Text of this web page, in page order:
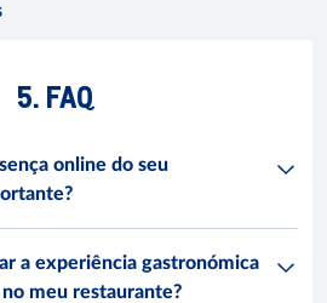
5. FAQ
online do seu
a experiência gastronómica
meu restaurante?